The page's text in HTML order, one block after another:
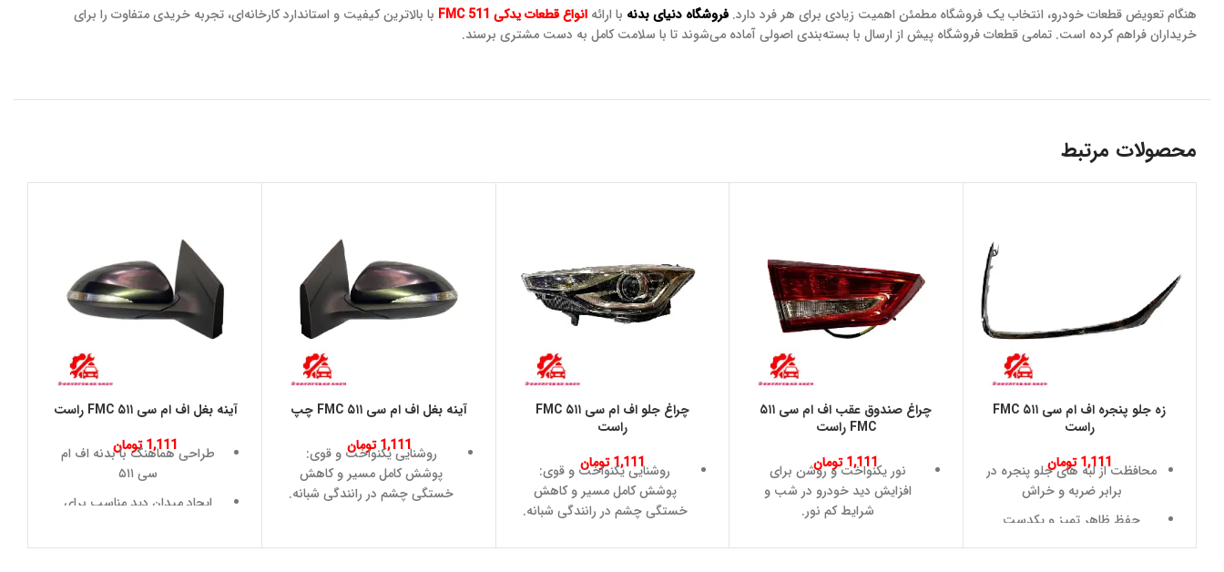
هنگام تعویض قطعات خودرو، انتخاب یک فروشگاه مطمئن اهمیت زیادی برای هر فرد دارد. فروشگاه دنیای بدنه با ارائه انواع قطعات یدکی FMC 511
با بالاترین کیفیت و استاندارد کارخانه‌ای، تجربه‌ خریدی متفاوت را برای
خریداران فراهم کرده است. تمامی قطعات فروشگاه پیش از ارسال با بسته‌بندی اصولی آماده می‌شوند تا با سلامت کامل به دست مشتری برسند.
محصولات مرتبط
زه جلو پنجره اف ام سی ۵۱۱ FMC
راست
1,111 تومان
محافظت از لبه های جلو پنجره در
برابر ضربه و خراش
حفظ ظاهر تمیز و یکدست
چراغ صندوق عقب اف ام سی ۵۱۱
FMC راست
1,111 تومان
نور یکنواخت و روشن برای
افزایش دید خودرو در شب و
شرایط کم نور.
چراغ جلو اف ام سی ۵۱۱ FMC
راست
1,111 تومان
روشنایی یکنواخت و قوی:
پوشش کامل مسیر و کاهش
خستگی چشم در رانندگی شبانه.
آینه بغل اف ام سی ۵۱۱ FMC چپ
1,111تومان
روشنایی یکنواخت و قوی:
پوشش کامل مسیر و کاهش
خستگی چشم در رانندگی شبانه.
بصری جذاب و سازگار با سایر
آینه بغل اف ام سی ۵۱۱ FMC راست
1,111تومان
طراحی هماهنگ با بدنه اف ام
سی ۵۱۱
ایجاد میدان دید مناسب برای
کیفیت ساخت بالا و مقاوم در